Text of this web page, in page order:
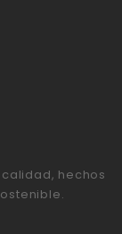
calidad, hechos